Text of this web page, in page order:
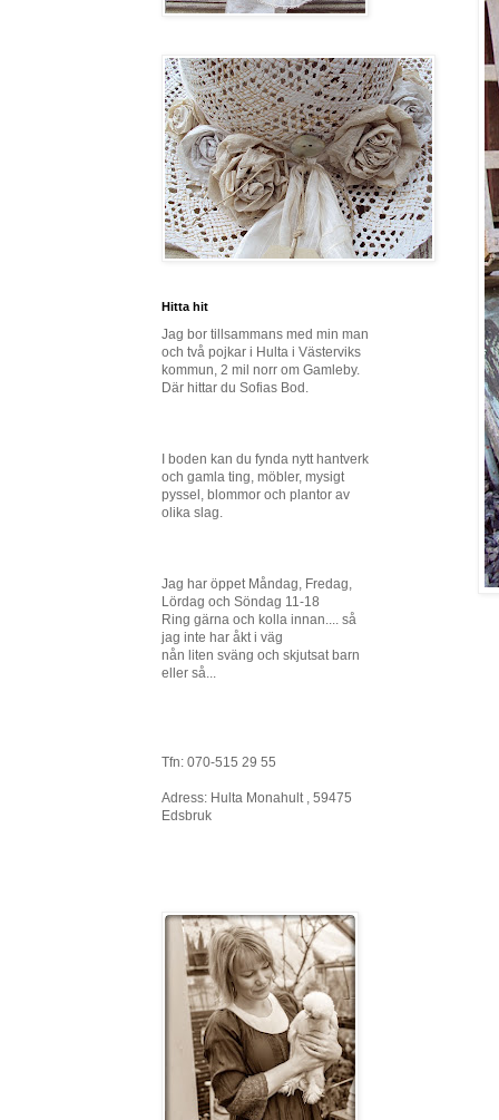
Hitta hit
Jag bor tillsammans med min man
och två pojkar i Hulta i Västerviks
kommun, 2 mil norr om Gamleby.
Där hittar du Sofias Bod.
I boden kan du fynda nytt hantverk
och gamla ting, möbler, mysigt
pyssel, blommor och plantor av
olika slag.
Jag har öppet Måndag, Fredag,
Lördag och Söndag 11-18
Ring gärna och kolla innan.... så
jag inte har åkt i väg
nån liten sväng och skjutsat barn
eller så...
Tfn: 070-515 29 55
Adress: Hulta Monahult , 59475
Edsbruk